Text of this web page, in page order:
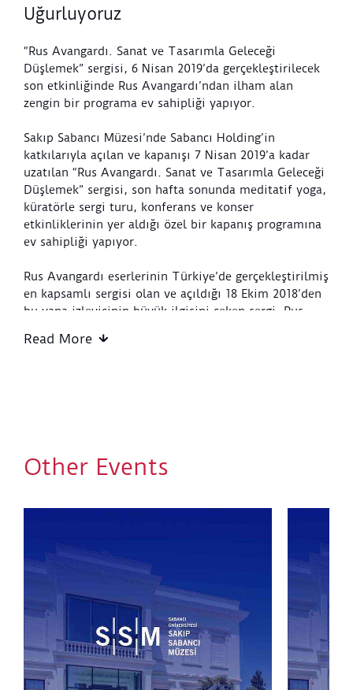
Uğurluyoruz
“Rus Avangardı. Sanat ve Tasarımla Geleceği
Düşlemek” sergisi, 6 Nisan 2019’da gerçekleştirilecek
son etkinliğinde Rus Avangardı’ndan ilham alan
zengin bir programa ev sahipliği yapıyor.
Sakıp Sabancı Müzesi’nde Sabancı Holding’in
katkılarıyla açılan ve kapanışı 7 Nisan 2019’a kadar
uzatılan “Rus Avangardı. Sanat ve Tasarımla Geleceği
Düşlemek” sergisi, son hafta sonunda meditatif yoga,
küratörle sergi turu, konferans ve konser
etkinliklerinin yer aldığı özel bir kapanış programına
ev sahipliği yapıyor.
Rus Avangardı eserlerinin Türkiye’de gerçekleştirilmiş
en kapsamlı sergisi olan ve açıldığı 18 Ekim 2018’den
bu yana izleyicinin büyük ilgisini çeken sergi, Rus
amacından esinlenerek hazırlanan zengin bir
gerçekleştirilecek etkinlik, ressam ve müzisyen
pratiğini ritimle birleştirecek.
Saat 10:30’da, serginin küratörlüğünü üstlenen ve
eserlerin büyük bir kısmının ödünç alındığı MOMus–
Modern Sanat Müzesi – Costakis Koleksiyonu Müdürü
Dr. Maria Tsantsanoglou’nun sergi turu
gerçekleştirilecek.
Read More
Other Events